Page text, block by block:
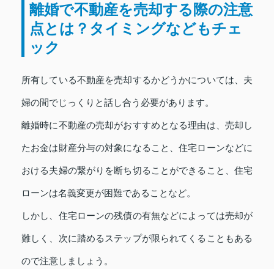
離婚で不動産を売却する際の注意
点とは？タイミングなどもチェ
ック
所有している不動産を売却するかどうかについては、夫
婦の間でじっくりと話し合う必要があります。
離婚時に不動産の売却がおすすめとなる理由は、売却し
たお金は財産分与の対象になること、住宅ローンなどに
おける夫婦の繋がりを断ち切ることができること、住宅
ローンは名義変更が困難であることなど。
しかし、住宅ローンの残債の有無などによっては売却が
難しく、次に踏めるステップが限られてくることもある
ので注意しましょう。